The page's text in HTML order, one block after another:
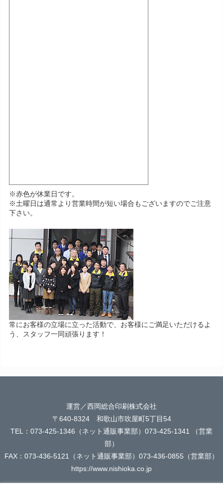
※赤色が休業日です。
※土曜日は通常より営業時間が短い場合もございますのでご注意
下さい。
常にお客様の立場に立った活動で、お客様にご満足いただけるよ
う、スタッフ一同頑張ります！
運営／西岡総合印刷株式会社
〒640-8324 和歌山市吹屋町5丁目54
TEL：073-425-1346（ネット通販事業部）073-425-1341 （営業
部）
FAX：073-436-5121（ネット通販事業部）073-436-0855（営業部）
https://www.nishioka.co.jp